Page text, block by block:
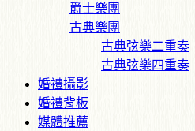
爵士樂團
古典樂團
古典弦樂二重奏
古典弦樂四重奏
婚禮攝影
婚禮背板
媒體推薦